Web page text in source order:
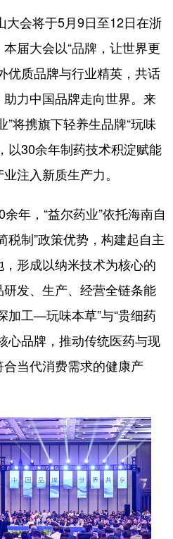
会将于5月9日至12日在浙
届大会以“品牌，让世界更
优质品牌与行业精英，共话
力中国品牌走向世界。来
”将携旗下轻养生品牌“玩味
以30余年制药技术积淀赋能
注入新质生产力。
，“益尔药业”依托海南自
税制”政策优势，构建起自主
形成以纳米技术为核心的
发、生产、经营全链条能
加工—玩味本草”与“贵细药
心品牌，推动传统医药与现
当代消费需求的健康产